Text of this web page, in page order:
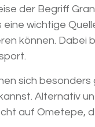
der Begriff
wichtige
können.
sich
Alternativ
auf Ometepe,